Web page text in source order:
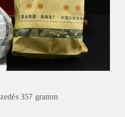
357 gramm